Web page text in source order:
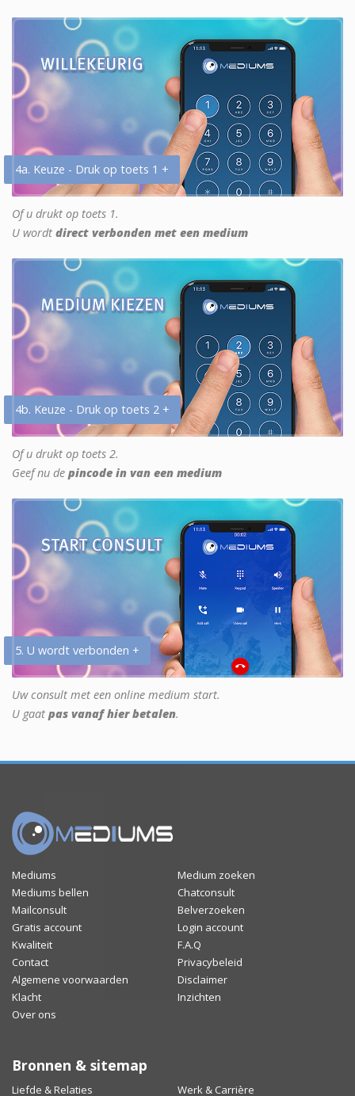
4a. Keuze - Druk op toets 1 +
Of u drukt op toets 1.
U wordt direct verbonden met een medium
4b. Keuze - Druk op toets 2 +
Of u drukt op toets 2.
Geef nu de pincode in van een medium
5. U wordt verbonden +
Uw consult met een online medium start.
U gaat pas vanaf hier betalen.
Mediums
Medium zoeken
Mediums bellen
Chatconsult
Mailconsult
Belverzoeken
Gratis account
Login account
Kwaliteit
F.A.Q
Contact
Privacybeleid
Algemene voorwaarden
Disclaimer
Klacht
Inzichten
Over ons
Bronnen & sitemap
Liefde & Relaties Werk & Carrière